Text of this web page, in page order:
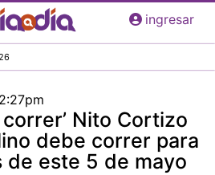
Pasar
al
principal
ingresar
Nito Cortizo
debe correr para
de este 5 de mayo